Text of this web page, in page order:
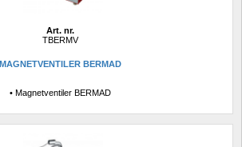
Art. nr.
TBERMV
MAGNETVENTILER BERMAD
• Magnetventiler BERMAD